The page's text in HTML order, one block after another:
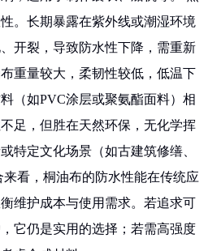
。长期暴露在紫外线或潮湿环境
开裂，导致防水性下降，需重新
重量较大，柔韧性较低，低温下
（如PVC涂层或聚氨酯面料）相
足，但胜在天然环保，无化学挥
特定文化场景（如古建筑修缮、
看，桐油布的防水性能在传统应
维护成本与使用需求。若追求可
它仍是实用的选择；若需高强度